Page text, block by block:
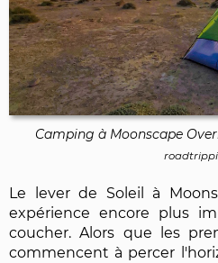
Camping à Moonscape
Le lever de Soleil à
expérience encore plus
coucher. Alors que les
commencent à percer